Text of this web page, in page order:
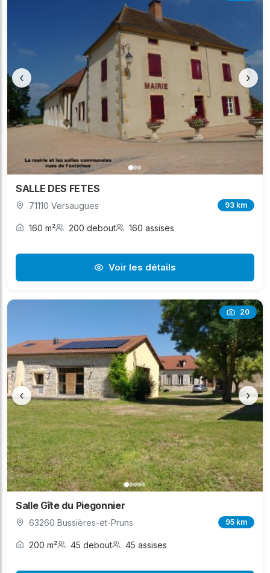
‹ ›
SALLE DES FETES
71110 Versaugues 93 km
160 m² 200 debout 160 assises
Voir les détails
20
‹ ›
Salle Gîte du Piegonnier
63260 Bussières-et-Pruns 95 km
200 m² 45 debout 45 assises